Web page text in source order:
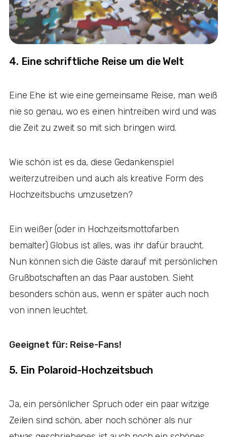
4. Eine schriftliche Reise um die Welt
Eine Ehe ist wie eine gemeinsame Reise, man weiß
nie so genau, wo es einen hintreiben wird und was
die Zeit zu zweit so mit sich bringen wird.
Wie schön ist es da, diese Gedankenspiel
weiterzutreiben und auch als kreative Form des
Hochzeitsbuchs umzusetzen?
Ein weißer (oder in Hochzeitsmottofarben
bemalter) Globus ist alles, was ihr dafür braucht.
Nun können sich die Gäste darauf mit persönlichen
Grußbotschaften an das Paar austoben. Sieht
besonders schön aus, wenn er später auch noch
von innen leuchtet.
Geeignet für: Reise-Fans!
5. Ein Polaroid-Hochzeitsbuch
Ja, ein persönlicher Spruch oder ein paar witzige
Zeilen sind schön, aber noch schöner als nur